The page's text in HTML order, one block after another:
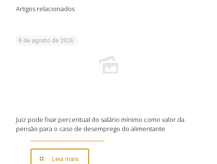
Artigos relacionados
8 de agosto de 2026
Juiz pode fixar percentual do salário mínimo como valor da
pensão para o caso de desemprego do alimentante
Leia mais